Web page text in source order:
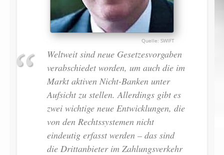
SWIFT
Weltweit sind neue Gesetzesvorgaben
verabschiedet worden, um auch die im
Markt aktiven Nicht-Banken unter
Aufsicht zu stellen. Allerdings gibt es
zwei wichtige neue Entwicklungen, die
von den Rechtssystemen nicht
eindeutig erfasst werden – das sind
die Drittanbieter im Zahlungsverkehr